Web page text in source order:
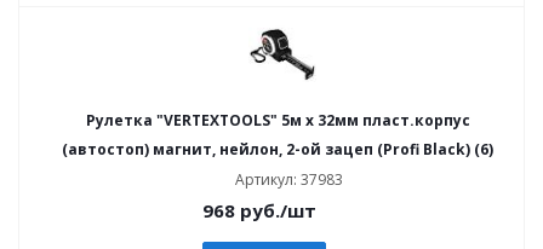
Рулетка "VERTEXTOOLS" 5м х 32мм пласт.корпус
(автостоп) магнит, нейлон, 2-ой зацеп (Profi Black) (6)
Артикул: 37983
968 руб./шт